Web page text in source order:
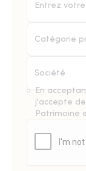
Catégorie
En
j'accepte
Patrimoine